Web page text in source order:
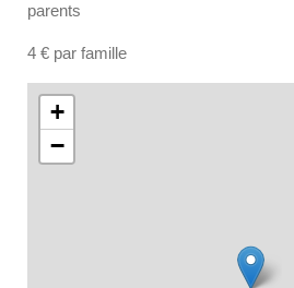
parents
4 € par famille
+
−